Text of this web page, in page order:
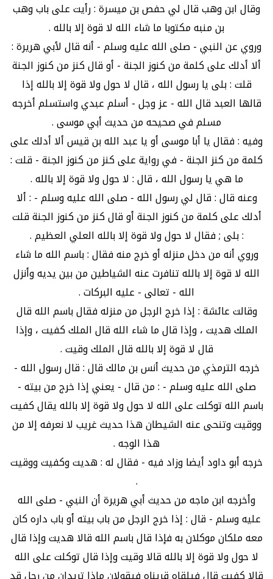
وقال ابن وهب قال لي حفص بن ميسرة : رأيت على باب وهب
بن منبه مكتوبا ما شاء الله لا قوة إلا بالله .
وروي عن النبي - صلى الله عليه وسلم - أنه قال لأبي هريرة :
ألا أدلك على كلمة من كنوز الجنة - أو قال كنز من كنوز الجنة
قلت : بلى يا رسول الله ، قال لا حول ولا قوة إلا بالله إذا
قالها العبد قال الله - عز وجل - أسلم عبدي واستسلم أخرجه
مسلم في صحيحه من حديث أبي موسى .
وفيه : فقال يا أبا موسى أو يا عبد الله بن قيس ألا أدلك على
كلمة من كنز الجنة - في رواية على كنز من كنوز الجنة - قلت :
ما هي يا رسول الله ، قال : لا حول ولا قوة إلا بالله .
وعنه قال : قال لي رسول الله - صلى الله عليه وسلم - : ألا
أدلك على كلمة من كنوز الجنة أو قال كنز من كنوز الجنة قلت
: بلى ; فقال لا حول ولا قوة إلا بالله العلي العظيم .
وروي أنه من دخل منزله أو خرج منه فقال : باسم الله ما شاء
الله لا قوة إلا بالله تنافرت عنه الشياطين من بين يديه وأنزل
الله - تعالى - عليه البركات .
وقالت عائشة : إذا خرج الرجل من منزله فقال باسم الله قال
الملك هديت ، وإذا قال ما شاء الله قال الملك كفيت ، وإذا
قال لا قوة إلا بالله قال الملك وقيت .
خرجه الترمذي من حديث أنس بن مالك قال : قال رسول الله -
صلى الله عليه وسلم - : من قال - يعني إذا خرج من بيته -
باسم الله توكلت على الله لا حول ولا قوة إلا بالله يقال كفيت
ووقيت وتنحى عنه الشيطان هذا حديث غريب لا نعرفه إلا من
هذا الوجه .
خرجه أبو داود أيضا وزاد فيه - فقال له : هديت وكفيت ووقيت
.
وأخرجه ابن ماجه من حديث أبي هريرة أن النبي - صلى الله
عليه وسلم - قال : إذا خرج الرجل من باب بيته أو باب داره كان
معه ملكان موكلان به فإذا قال باسم الله قالا هديت وإذا قال
لا حول ولا قوة إلا بالله قالا وقيت وإذا قال توكلت على الله